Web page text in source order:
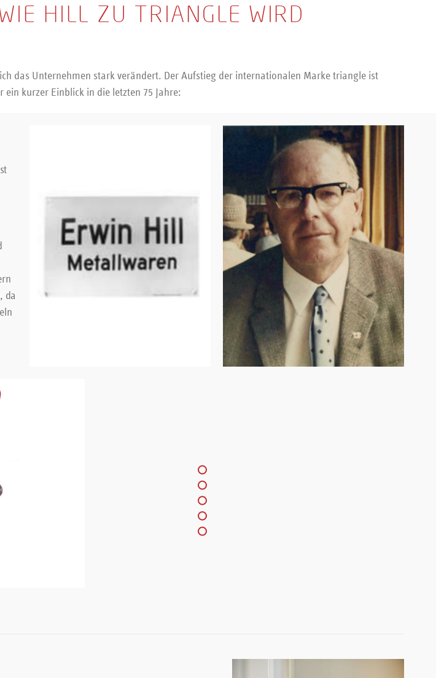
HILL ZU TRIANGLE WIRD
das Unternehmen stark verändert. Der Aufstieg der internationalen Marke triangle ist
kurzer Einblick in die letzten 75 Jahre:
da